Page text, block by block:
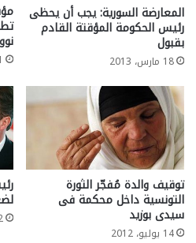
المعارضة السورية: يجب أن يحظى
رئيس الحكومة المؤقتة القادم
بقبول
18 مارس، 2013 1
توقيف والدة مُفجّر الثورة
التونسية داخل محكمة فى
سيدى بوزيد
14 يوليو، 2012
22